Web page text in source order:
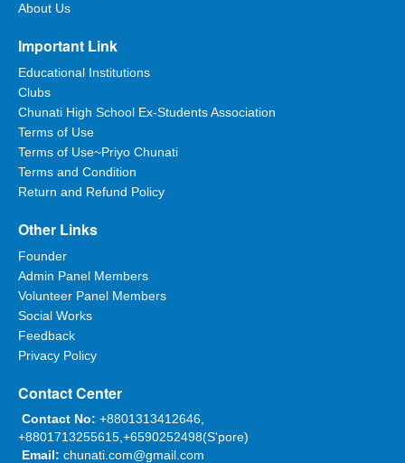
About Us
Important Link
Educational Institutions
Clubs
Chunati High School Ex-Students Association
Terms of Use
Terms of Use~Priyo Chunati
Terms and Condition
Return and Refund Policy
Other Links
Founder
Admin Panel Members
Volunteer Panel Members
Social Works
Feedback
Privacy Policy
Contact Center
Contact No: +8801313412646,
+8801713255615,+6590252498(S'pore)
Email: chunati.com@gmail.com